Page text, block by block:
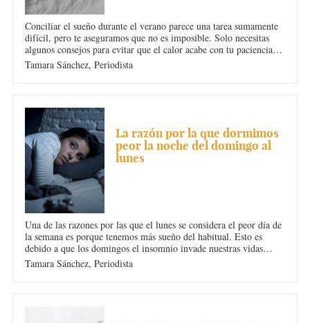
Conciliar el sueño durante el verano parece una tarea sumamente
difícil, pero te aseguramos que no es imposible. Solo necesitas
algunos consejos para evitar que el calor acabe con tu paciencia
por las noches. A continuación te damos 10 trucos para evitar el
insomnio durante una ola de calor.
Tamara Sánchez,Periodista
La razón por la que dormimos
peor la noche del domingo al
lunes
Una de las razones por las que el lunes se considera el peor día de
la semana es porque tenemos más sueño del habitual. Esto es
debido a que los domingos el insomnio invade nuestras vidas
haciendo que nos cueste más conciliar el sueño. ¿Pero cuál es la
razón por la que dormimos peor la noche del domingo al lunes?
Tamara Sánchez,Periodista